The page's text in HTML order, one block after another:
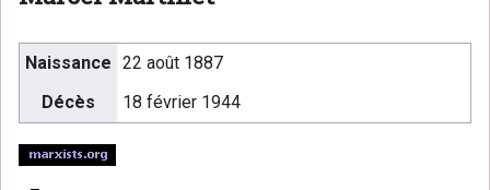
Naissance 22 août 1887
Décès
18 février 1944